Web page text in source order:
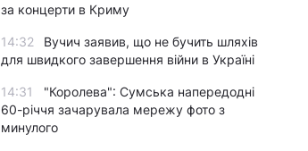
за концерти в Криму
14:32
Вучич заявив, що не бучить шляхів
для швидкого завершення війни в Україні
14:31
"Королева": Сумська напередодні
60-річчя зачарувала мережу фото з
минулого